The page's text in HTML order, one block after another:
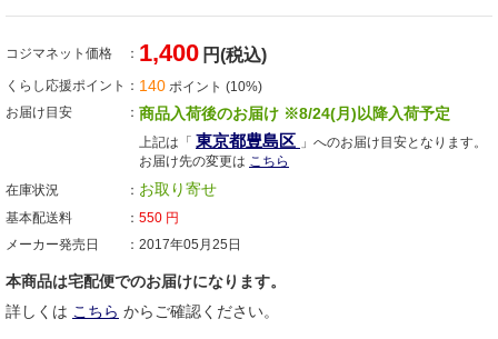
コジマネット価格 1,400 円(税込)
くらし応援ポイント 140 ポイント (10%)
お届け目安
商品入荷後のお届け ※8/24(月)以降入荷予定
上記は「 東京都豊島区 」へのお届け目安となります。
お届け先の変更は こちら
在庫状況
お取り寄せ
基本配送料 550 円
メーカー発売日
2017年05月25日
本商品は宅配便でのお届けになります。
詳しくは こちら からご確認ください。